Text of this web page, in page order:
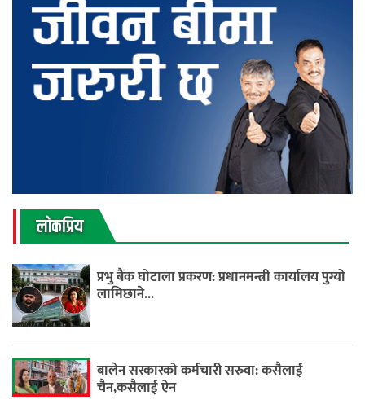
लाेकप्रिय
प्रभु बैंक घोटाला प्रकरण: प्रधानमन्त्री कार्यालय पुग्यो
लामिछाने...
बालेन सरकारको कर्मचारी सरुवा: कसैलाई
चैन,कसैलाई ऐन